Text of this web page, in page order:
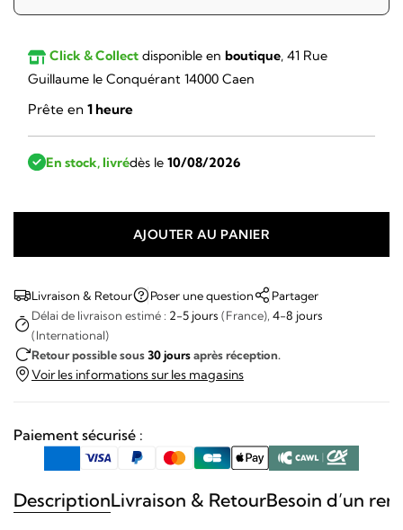
Click & Collect disponible en boutique, 41 Rue
Guillaume le Conquérant 14000 Caen
Prête en 1 heure
En stock, livrédès le 10/08/2026
Rolex
Submariner
Date
ref
1680
I
AJOUTER AU PANIER
Livraison & Retour Poser une question
Partager
Délai de livraison estimé : 2-5 jours (France), 4-8 jours
(International)
Retour possible sous30 joursaprès réception.
Voir les informations sur les magasins
Paiement sécurisé :
DescriptionLivraison & RetourBesoin d’un